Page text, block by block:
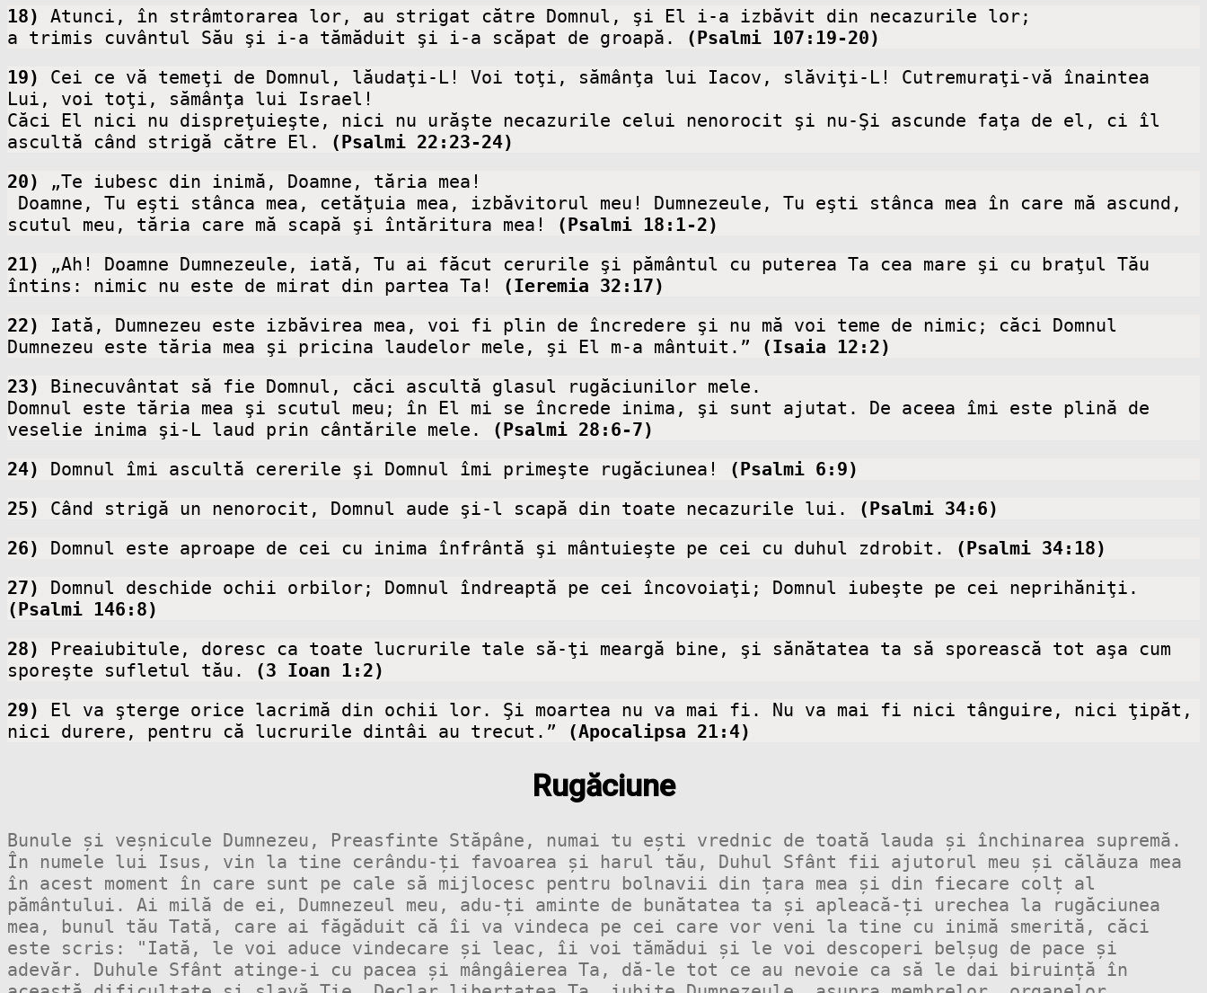
18) Atunci, în strâmtorarea lor, au strigat către Domnul, şi El i-a izbăvit din necazurile lor;
a trimis cuvântul Său şi i-a tămăduit şi i-a scăpat de groapă.
(Psalmi 107:19-20)
19)
Cei ce vă temeţi de Domnul, lăudaţi-L! Voi toţi, sămânţa lui Iacov, slăviţi-L! Cutremuraţi-vă înaintea
Lui, voi toţi, sămânţa lui Israel!
Căci El nici nu dispreţuieşte, nici nu urăşte necazurile celui nenorocit şi nu-Şi ascunde faţa de el, ci îl
ascultă când strigă către El.
(Psalmi 22:23-24)
20)
„Te iubesc din inimă, Doamne, tăria mea!
scutul meu, tăria care mă scapă şi întăritura mea!
(Psalmi 18:1-2)
21)
„Ah! Doamne Dumnezeule, iată, Tu ai făcut cerurile şi pământul cu puterea Ta cea mare şi cu braţul Tău
întins: nimic nu este de mirat din partea Ta!
(Ieremia 32:17)
22)
Iată, Dumnezeu este izbăvirea mea, voi fi plin de încredere şi nu mă voi teme de nimic; căci Domnul
Dumnezeu este tăria mea şi pricina laudelor mele, şi El m-a mântuit.”
(Isaia 12:2)
23)
Binecuvântat să fie Domnul, căci ascultă glasul rugăciunilor mele.
Domnul este tăria mea şi scutul meu; în El mi se încrede inima, şi sunt ajutat. De aceea îmi este plină de
veselie inima şi-L laud prin cântările mele.
(Psalmi 28:6-7)
24)
Domnul îmi ascultă cererile şi Domnul îmi primeşte rugăciunea!
(Psalmi 6:9)
25)
Când strigă un nenorocit, Domnul aude şi-l scapă din toate necazurile lui.
(Psalmi 34:6)
26)
Domnul este aproape de cei cu inima înfrântă şi mântuieşte pe cei cu duhul zdrobit.
(Psalmi 34:18)
27)
(Psalmi 146:8)
28)
Preaiubitule, doresc ca toate lucrurile tale să-ţi meargă bine, şi sănătatea ta să sporească tot aşa cum
sporeşte sufletul tău.
(3 Ioan 1:2)
29)
El va şterge orice lacrimă din ochii lor. Şi moartea nu va mai fi. Nu va mai fi nici tânguire, nici ţipăt,
nici durere, pentru că lucrurile dintâi au trecut.” (Apocalipsa 21:4)
Rugăciune
Bunule și veșnicule Dumnezeu, Preasfinte Stăpâne, numai tu ești vrednic de toată lauda și închinarea supremă.
În numele lui Isus, vin la tine cerându-ți favoarea și harul tău, Duhul Sfânt fii ajutorul meu și călăuza mea
în acest moment în care sunt pe cale să mijlocesc pentru bolnavii din țara mea și din fiecare colț al
pământului. Ai milă de ei, Dumnezeul meu, adu-ți aminte de bunătatea ta și apleacă-ți urechea la rugăciunea
mea, bunul tău Tată, care ai făgăduit că îi va vindeca pe cei care vor veni la tine cu inimă smerită, căci
este scris: "Iată, le voi aduce vindecare și leac, îi voi tămădui și le voi descoperi belșug de pace și
adevăr. Duhule Sfânt atinge-i cu pacea și mângâierea Ta, dă-le tot ce au nevoie ca să le dai biruință în